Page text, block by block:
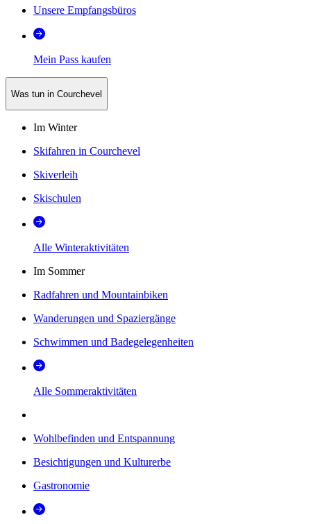
Unsere Empfangsbüros
Mein Pass kaufen
Was tun in Courchevel
Im Winter
Skifahren in Courchevel
Skiverleih
Skischulen
Alle Winteraktivitäten
Im Sommer
Radfahren und Mountainbiken
Wanderungen und Spaziergänge
Schwimmen und Badegelegenheiten
Alle Sommeraktivitäten
Wohlbefinden und Entspannung
Besichtigungen und Kulturerbe
Gastronomie